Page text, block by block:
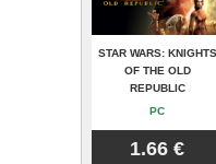
STAR WARS: KNIGHTS
OF THE OLD
REPUBLIC
PC
1.66 €